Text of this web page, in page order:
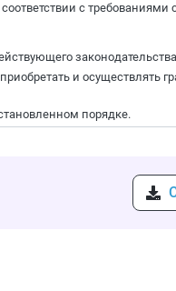
с требованиями
и осуществлять
порядке.